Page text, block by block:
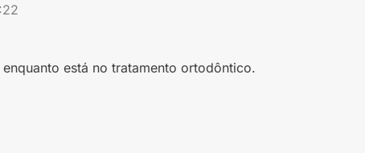
está no tratamento ortodôntico.